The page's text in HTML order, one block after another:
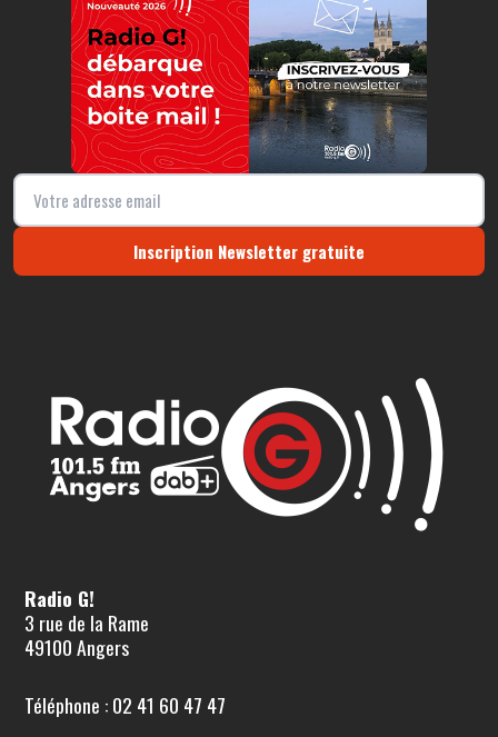
Inscription Newsletter gratuite
Radio G!
3 rue de la Rame
49100 Angers
Téléphone : 02 41 60 47 47